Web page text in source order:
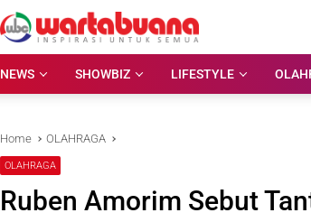
NEWS
SHOWBIZ LIFESTYLE
Home OLAHRAGA
OLAHRAGA
Ruben Amorim Sebut